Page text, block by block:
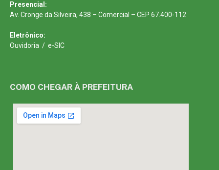
Presencial:
Av. Cronge da Silveira, 438 – Comercial – CEP 67.400-112
Eletrônico:
Ouvidoria / e-SIC
COMO CHEGAR À PREFEITURA